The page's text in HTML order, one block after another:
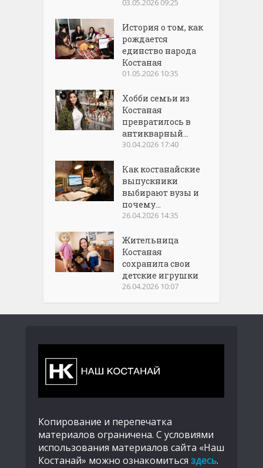
03.05.2026 09:25
История о том, как
рождается
единство народа
Костаная
01.05.2026 10:35
Хобби семьи из
Костаная
превратилось в
антикварный...
30.04.2026 17:40
Как костанайские
выпускники
выбирают вузы и
почему...
26.04.2026 14:35
Жительница
Костаная
сохранила свои
детские игрушки
26.04.2026 10:07
Копирование и перепечатка
материалов ограничена. С условиями
использования материалов сайта «Наш
Костанай» можно ознакомиться здесь.